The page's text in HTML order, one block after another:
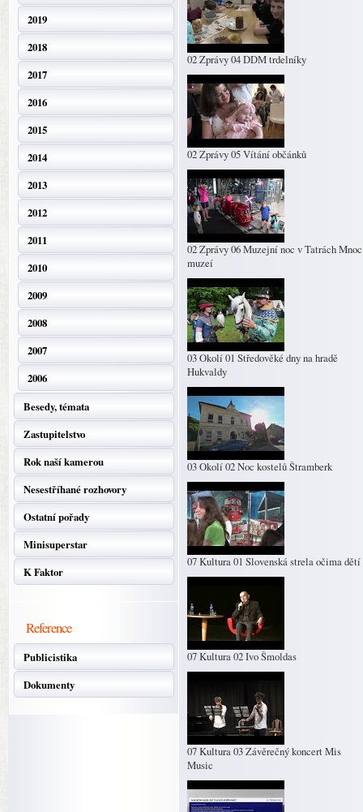
2019
2018
2017
2016
2015
2014
2013
2012
2011
2010
2009
2008
2007
2006
Besedy, témata
Zastupitelstvo
Rok naší kamerou
Nesestříhané rozhovory
Ostatní pořady
Minisuperstar
K Faktor
Reference
Publicistika
Dokumenty
02 Zprávy 04 DDM trdelníky
02 Zprávy 05 Vítání občánků
02 Zprávy 06 Muzejní noc v Tatrách Mnoc
muzeí
03 Okolí 01 Středověké dny na hradě
Hukvaldy
03 Okolí 02 Noc kostelů Štramberk
07 Kultura 01 Slovenská strela očima dětí
07 Kultura 02 Ivo Šmoldas
07 Kultura 03 Závěrečný koncert Mis
Music